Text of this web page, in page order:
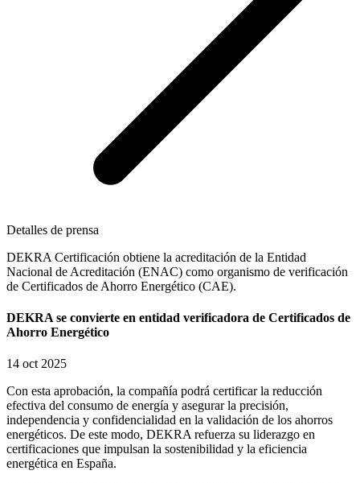
Detalles de prensa
DEKRA Certificación obtiene la acreditación de la Entidad
Nacional de Acreditación (ENAC) como organismo de verificación
de Certificados de Ahorro Energético (CAE).
DEKRA se convierte en entidad verificadora de Certificados de
Ahorro Energético
14 oct 2025
Con esta aprobación, la compañía podrá certificar la reducción
efectiva del consumo de energía y asegurar la precisión,
independencia y confidencialidad en la validación de los ahorros
energéticos. De este modo, DEKRA refuerza su liderazgo en
certificaciones que impulsan la sostenibilidad y la eficiencia
energética en España.